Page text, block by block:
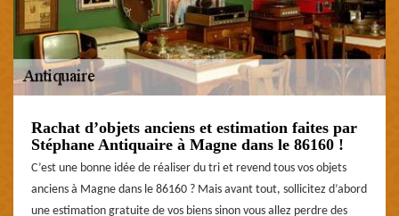
Rachat d’objets anciens et estimation faites par
Stéphane Antiquaire à Magne dans le 86160 !
C’est une bonne idée de réaliser du tri et revend tous vos objets
anciens à Magne dans le 86160 ? Mais avant tout, sollicitez d’abord
une estimation gratuite de vos biens sinon vous allez perdre des